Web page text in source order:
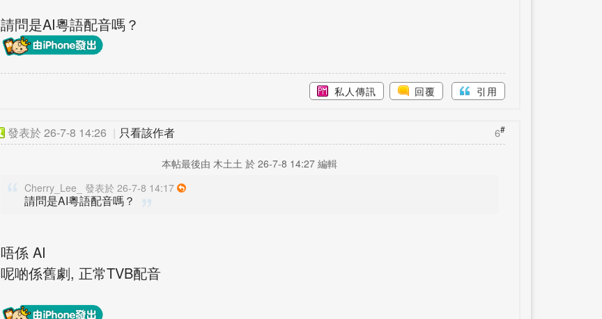
請問是AI粵語配音嗎？
私人傳訊 回覆 引用
6#
發表於 26-7-8 14:26 | 只看該作者
本帖最後由 木土土 於 26-7-8 14:27 編輯
Cherry_Lee_ 發表於 26-7-8 14:17
請問是AI粵語配音嗎？
唔係 AI
呢啲係舊劇, 正常TVB配音